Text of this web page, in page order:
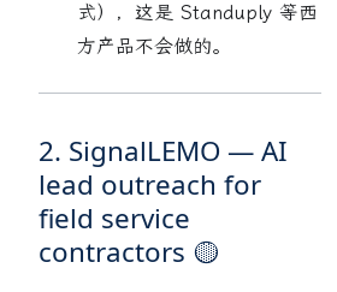
式），这是 Standuply 等西
方产品不会做的。
2. SignalLEMO — AI
lead outreach for
field service
contractors 🟡